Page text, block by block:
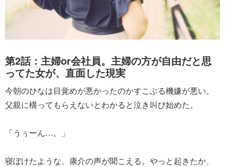
第2話：主婦or会社員。主婦の方が自由だと思
ってた女が、直面した現実
今朝のひなは目覚めが悪かったのかすこぶる機嫌が悪い。
父親に構ってもらえないとわかると泣き叫び始めた。
「うぅーん…。」
寝ぼけたような、康介の声が聞こえる。やっと起きたか、